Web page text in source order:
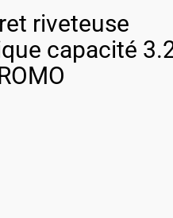
riveteuse
capacité